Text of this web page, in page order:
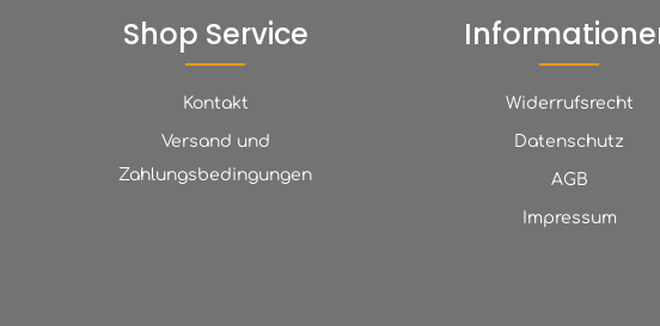
Shop Service
Kontakt
Versand und
Zahlungsbedingungen
Widerrufsrecht
Datenschutz
AGB
Impressum